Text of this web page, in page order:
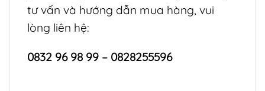
tư vấn và hướng dẫn mua hàng, vui
lòng liên hệ:
0832 96 98 99 – 0828255596